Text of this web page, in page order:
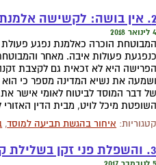
2. אין בושה: לקשישה אלמנת מלחמה גוזלים 24 שנות קצבה
4 לינואר 2018
המבוטחת הוכרה כאלמנת נפגע
כנפגעת פעולות איבה. מאחר
הפרישה היא לא זכאית גם לקצבת
ושמעה את נשיא המדינה מספר כי
של דבר המוסד לביטוח לאומי אישר
השופטת מיכל לויט, מבית הדין
קטגוריות: איחור בהגשת תביעה למוסד,
3. והשפלת פני זקן בשלילת קצבתו